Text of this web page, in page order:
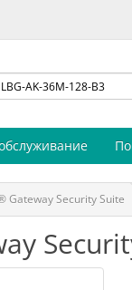
Gateway Security Suite